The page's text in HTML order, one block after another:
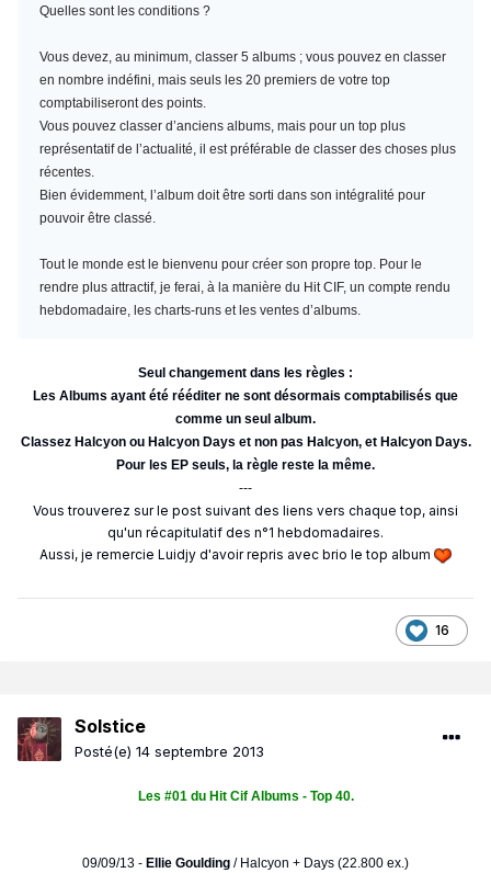
Quelles sont les conditions ?
Vous devez, au minimum, classer 5 albums ; vous pouvez en classer
en nombre indéfini, mais seuls les 20 premiers de votre top
comptabiliseront des points.
Vous pouvez classer d’anciens albums, mais pour un top plus
représentatif de l’actualité, il est préférable de classer des choses plus
récentes.
Bien évidemment, l’album doit être sorti dans son intégralité pour
pouvoir être classé.
Tout le monde est le bienvenu pour créer son propre top. Pour le
rendre plus attractif, je ferai, à la manière du Hit CIF, un compte rendu
hebdomadaire, les charts-runs et les ventes d’albums.
Seul changement dans les règles :
Les Albums ayant été rééditer ne sont désormais comptabilisés que
comme un seul album.
Classez Halcyon ou Halcyon Days et non pas Halcyon, et Halcyon Days.
Pour les EP seuls, la règle reste la même.
---
Vous trouverez sur le post suivant des liens vers chaque top, ainsi
qu'un récapitulatif des n°1 hebdomadaires.
Aussi, je remercie Luidjy d'avoir repris avec brio le top album
16
Solstice
Posté(e) 14 septembre 2013
Les #01 du Hit Cif Albums - Top 40.
09/09/13 - Ellie Goulding / Halcyon + Days (22.800 ex.)